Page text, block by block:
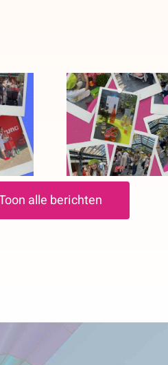
Kleurrijke
vazen
Moederdag
de
alle berichten